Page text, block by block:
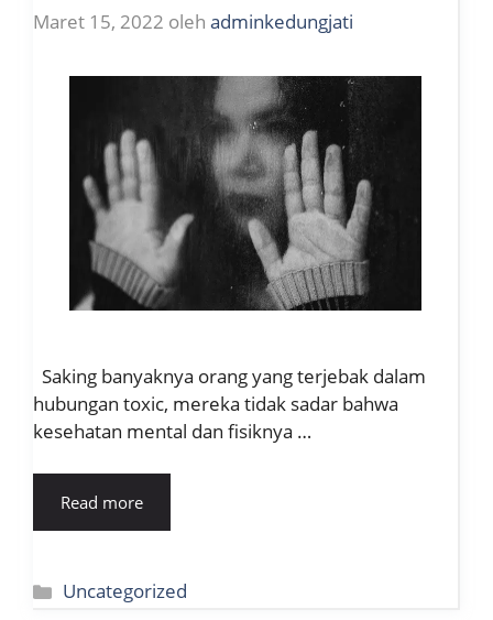
Maret 15, 2022 oleh adminkedungjati
Saking banyaknya orang yang terjebak dalam
hubungan toxic, mereka tidak sadar bahwa
kesehatan mental dan fisiknya …
Read more
Kategori
Uncategorized